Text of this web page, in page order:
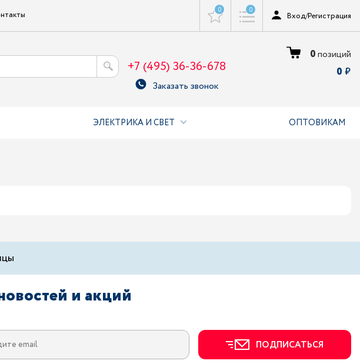
0 0
Вход/Регистрация
+7 (495) 36-36-678
Заказать звонок
0позиций
0
ЭЛЕКТРИКА И СВЕТ ОПТОВИКАМ
и акций
ПОДПИСАТЬСЯ